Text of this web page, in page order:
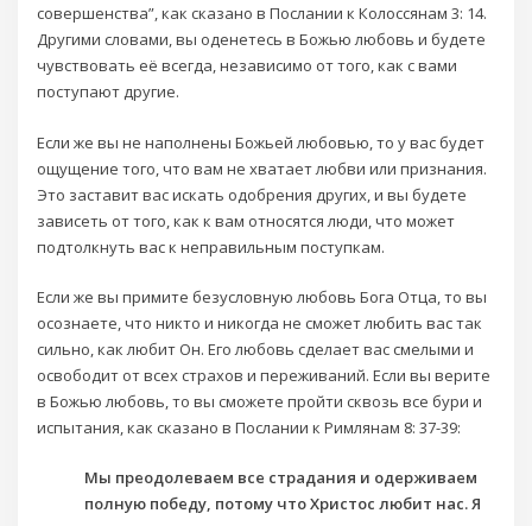
совершенства”, как сказано в Послании к Колоссянам 3: 14.
Другими словами, вы оденетесь в Божью любовь и будете
чувствовать её всегда, независимо от того, как с вами
поступают другие.
Если же вы не наполнены Божьей любовью, то у вас будет
ощущение того, что вам не хватает любви или признания.
Это заставит вас искать одобрения других, и вы будете
зависеть от того, как к вам относятся люди, что может
подтолкнуть вас к неправильным поступкам.
Если же вы примите безусловную любовь Бога Отца, то вы
осознаете, что никто и никогда не сможет любить вас так
сильно, как любит Он. Его любовь сделает вас смелыми и
освободит от всех страхов и переживаний. Если вы верите
в Божью любовь, то вы сможете пройти сквозь все бури и
испытания, как сказано в Послании к Римлянам 8: 37-39:
Мы преодолеваем все страдания и одерживаем
полную победу, потому что Христос любит нас. Я